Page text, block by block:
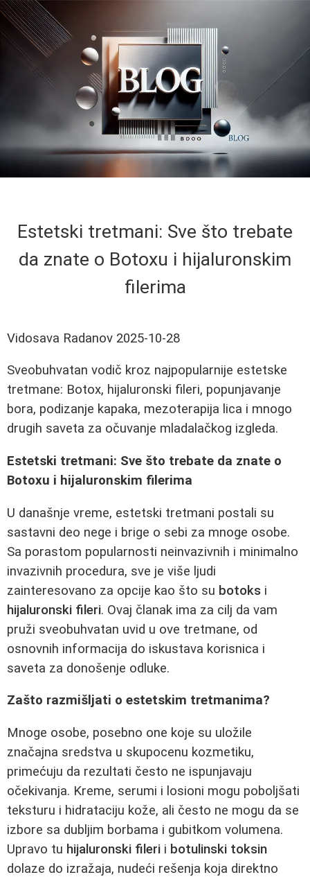
Estetski tretmani: Sve što trebate
da znate o Botoxu i hijaluronskim
filerima
Vidosava Radanov 2025-10-28
Sveobuhvatan vodič kroz najpopularnije estetske
tretmane: Botox, hijaluronski fileri, popunjavanje
bora, podizanje kapaka, mezoterapija lica i mnogo
drugih saveta za očuvanje mladalačkog izgleda.
Estetski tretmani: Sve što trebate da znate o
Botoxu i hijaluronskim filerima
U današnje vreme, estetski tretmani postali su
sastavni deo nege i brige o sebi za mnoge osobe.
Sa porastom popularnosti neinvazivnih i minimalno
invazivnih procedura, sve je više ljudi
zainteresovano za opcije kao što su botoks i
hijaluronski fileri. Ovaj članak ima za cilj da vam
pruži sveobuhvatan uvid u ove tretmane, od
osnovnih informacija do iskustava korisnica i
saveta za donošenje odluke.
Zašto razmišljati o estetskim tretmanima?
Mnoge osobe, posebno one koje su uložile
značajna sredstva u skupocenu kozmetiku,
primećuju da rezultati često ne ispunjavaju
očekivanja. Kreme, serumi i losioni mogu poboljšati
teksturu i hidrataciju kože, ali često ne mogu da se
izbore sa dubljim borbama i gubitkom volumena.
Upravo tu hijaluronski fileri i botulinski toksin
dolaze do izražaja, nudeći rešenja koja direktno